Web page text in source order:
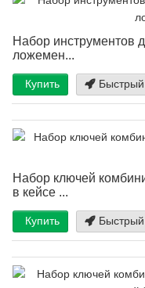
Набор инструментов
ложемен...
Купить Быстрый
Набор ключей
в кейсе ...
Купить Быстрый